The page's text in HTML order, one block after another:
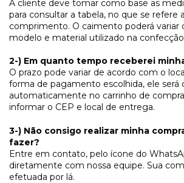
A cliente deve tomar como base as
para consultar a tabela, no que se refere
comprimento. O caimento poderá variar
modelo e material utilizado na
2-) Em quanto tempo receberei
O prazo pode variar de acordo com o
forma de pagamento escolhida, ele será
automaticamente no carrinho de
informar o CEP e local de entrega.
3-) Não consigo realizar minha
fazer?
Entre em contato, pelo ícone do
diretamente com nossa equipe. Sua
efetuada por lá.